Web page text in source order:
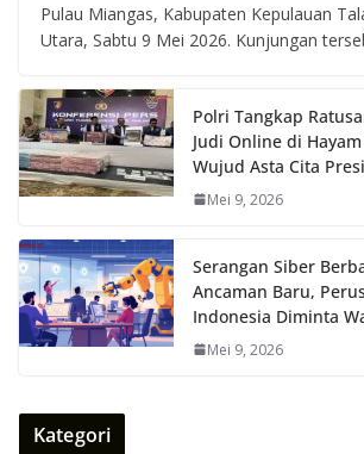
Pulau Miangas, Kabupaten Kepulauan
Utara, Sabtu 9 Mei 2026. Kunjungan
Polri Tangkap
Judi Online di
Wujud Asta Cita
Mei 9, 2026
Serangan Siber
Ancaman Baru,
Indonesia Diminta
Mei 9, 2026
Kategori